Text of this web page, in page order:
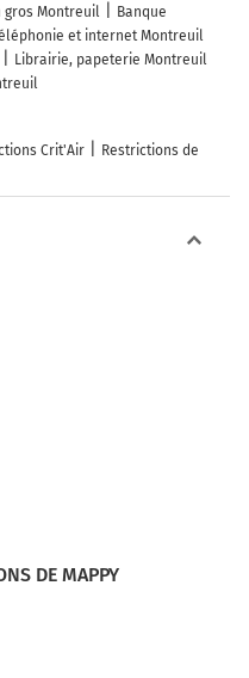
gros Montreuil
Banque
et internet Montreuil
Librairie, papeterie Montreuil
Crit'Air
Restrictions de
DE MAPPY